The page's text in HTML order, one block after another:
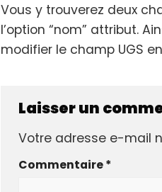
Vous y trouverez deux
l’option “nom” attribut.
modifier le champ UGS
Laisser un
Votre adresse e-mail
Commentaire*